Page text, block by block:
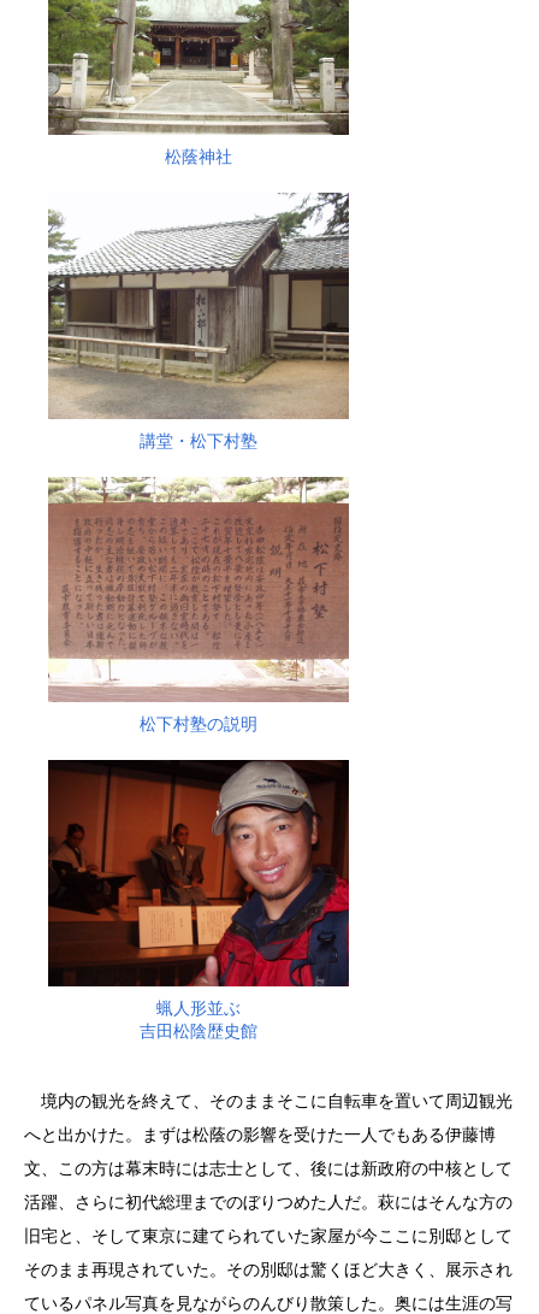
松蔭神社
講堂・松下村塾
松下村塾の説明
蝋人形並ぶ
吉田松陰歴史館
境内の観光を終えて、そのままそこに自転車を置いて周辺観光
へと出かけた。まずは松蔭の影響を受けた一人でもある伊藤博
文、この方は幕末時には志士として、後には新政府の中核として
活躍、さらに初代総理までのぼりつめた人だ。萩にはそんな方の
旧宅と、そして東京に建てられていた家屋が今ここに別邸として
そのまま再現されていた。その別邸は驚くほど大きく、展示され
ているパネル写真を見ながらのんびり散策した。奥には生涯の写